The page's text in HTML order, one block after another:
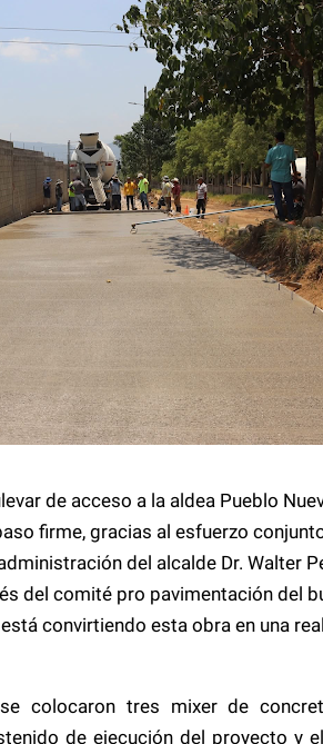
de acceso a la aldea Pueblo
firme, gracias al esfuerzo
del alcalde Dr. Walter
del comité pro pavimentación del
convirtiendo esta obra en una
colocaron tres mixer de
de ejecución del proyecto y